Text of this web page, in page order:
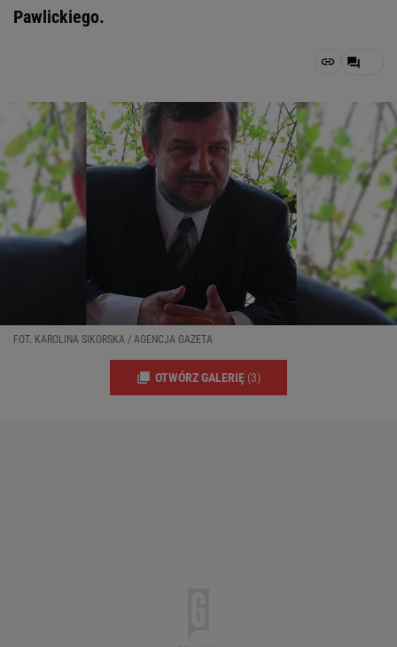
Pawlickiego.
FOT. KAROLINA SIKORSKA / AGENCJA GAZETA
OTWÓRZ GALERIĘ (3)